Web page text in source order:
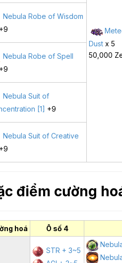
Dust x 5
50,000
Nebula Robe of Wisdom
+9
Nebula Robe of Spell
+9
Nebula Suit of
[1] +9
Nebula Suit of Creative
+9
điểm cường
hoá Ô số 4
STR + 3~5